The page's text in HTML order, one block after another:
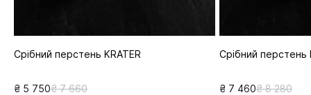
Срібний перстень KRATER
₴ 5 750₴ 7 660
Срібний перстень
₴ 7 460₴ 8 280